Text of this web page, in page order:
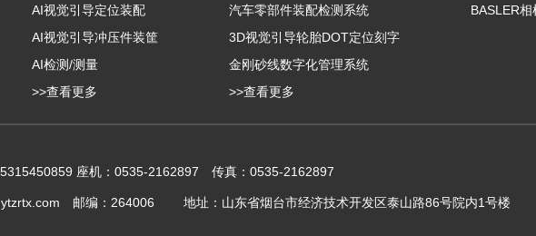
AI视觉引导定位装配
AI视觉引导冲压件装筐
AI检测/测量
>>查看更多
汽车零部件装配检测系统
3D视觉引导轮胎DOT定位刻字
金刚砂线数字化管理系统
>>查看更多
BASLER相
座机：0535-2162897 传真：0535-2162897
邮编：264006 地址：山东省烟台市经济技术开发区泰山路86号院内1号楼